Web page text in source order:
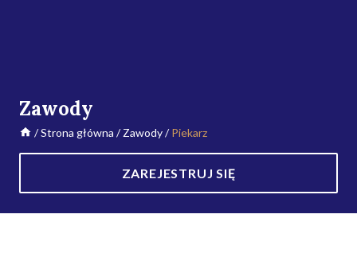
Zawody
/Strona główna /Zawody/Piekarz
ZAREJESTRUJ SIĘ